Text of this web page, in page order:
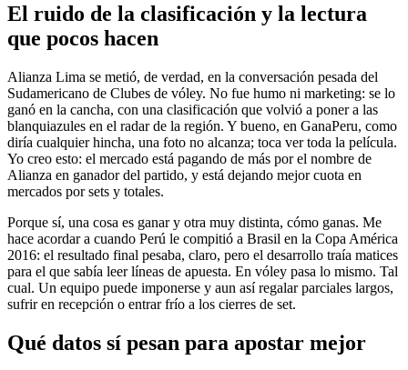
El ruido de la clasificación y la lectura
que pocos hacen
Alianza Lima se metió, de verdad, en la conversación pesada del
Sudamericano de Clubes de vóley. No fue humo ni marketing: se lo
ganó en la cancha, con una clasificación que volvió a poner a las
blanquiazules en el radar de la región. Y bueno, en GanaPeru, como
diría cualquier hincha, una foto no alcanza; toca ver toda la película.
Yo creo esto: el mercado está pagando de más por el nombre de
Alianza en ganador del partido, y está dejando mejor cuota en
mercados por sets y totales.
Porque sí, una cosa es ganar y otra muy distinta, cómo ganas. Me
hace acordar a cuando Perú le compitió a Brasil en la Copa América
2016: el resultado final pesaba, claro, pero el desarrollo traía matices
para el que sabía leer líneas de apuesta. En vóley pasa lo mismo. Tal
cual. Un equipo puede imponerse y aun así regalar parciales largos,
sufrir en recepción o entrar frío a los cierres de set.
Qué datos sí pesan para apostar mejor